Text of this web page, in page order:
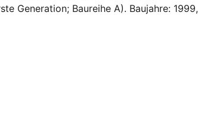
Generation; Baureihe A). Baujahre: 1999,